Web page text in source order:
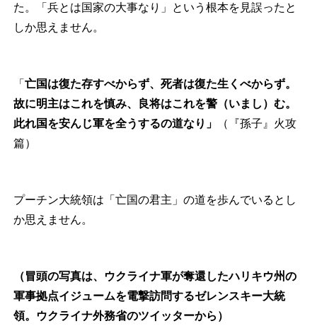
た。「兵とは国家の大事なり」という根本を見誤ったと
しか思えません。
「 亡国は復た存すべからず、死者は復た生くべからず。
故に明主はこれを慎み、良将はこれを警（いまし）む。
此れ国を安んじ軍を全うするの道なり」
（『孫子』火攻
篇）
プーチン大統領は「亡国の君主」の道を歩んでいるとし
か思えません。
（冒頭の写真は、ウクライナ軍が奪還したハリキウ州の
軍事拠点イジュームを電撃訪問するゼレンスキー大統
領。ウクライナ外務省のツイッターから）